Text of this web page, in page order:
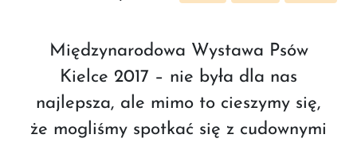
Międzynarodowa Wystawa Psów
Kielce 2017 – nie była dla nas
najlepsza, ale mimo to cieszymy się,
że mogliśmy spotkać się z cudownymi